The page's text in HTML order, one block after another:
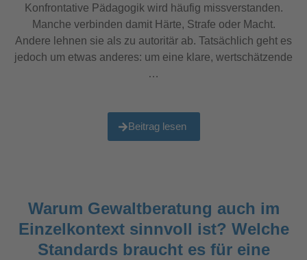
Konfrontative Pädagogik wird häufig missverstanden.
Manche verbinden damit Härte, Strafe oder Macht.
Andere lehnen sie als zu autoritär ab. Tatsächlich geht es
jedoch um etwas anderes: um eine klare, wertschätzende
…
Beitrag lesen
Warum Gewaltberatung auch im
Einzelkontext sinnvoll ist? Welche
Standards braucht es für eine